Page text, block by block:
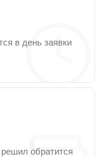
в день заявки
обратится